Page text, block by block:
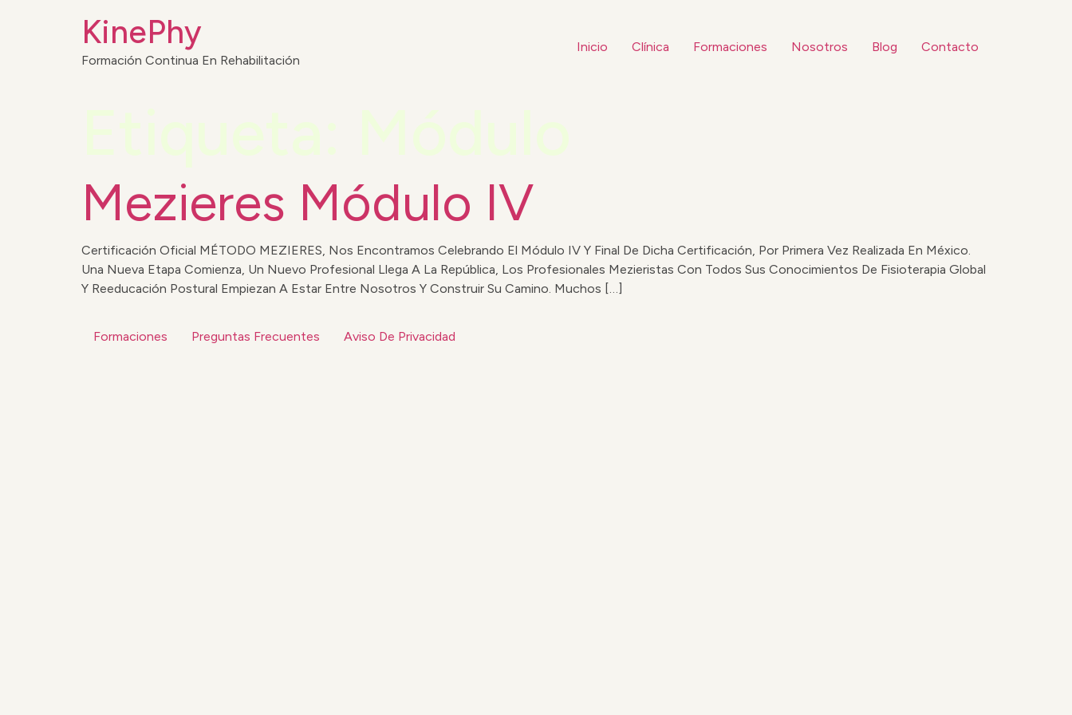
KinePhy
Formación Continua En Rehabilitación
Inicio Clínica Formaciones Nosotros Blog Contacto
Mezieres Módulo IV
Certificación Oficial MÉTODO MEZIERES, Nos Encontramos Celebrando El Módulo IV Y Final De Dicha Certificación, Por Primera Vez Realizada En México.
Una Nueva Etapa Comienza, Un Nuevo Profesional Llega A La República, Los Profesionales Mezieristas Con Todos Sus Conocimientos De Fisioterapia Global
Y Reeducación Postural Empiezan A Estar Entre Nosotros Y Construir Su Camino. Muchos […]
Formaciones Preguntas Frecuentes Aviso De Privacidad